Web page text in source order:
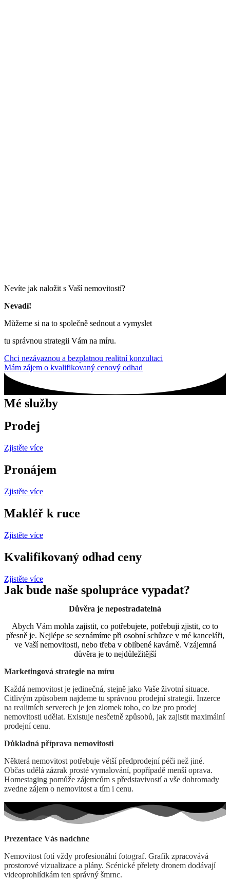
Nevíte jak naložit s Vaší nemovitostí?
Nevadí!
Můžeme si na to společně sednout a vymyslet
tu správnou strategii Vám na míru.
Chci nezávaznou a bezplatnou realitní konzultaci
Mám zájem o kvalifikovaný cenový odhad
Mé služby
Prodej
Zjistěte více
Pronájem
Zjistěte více
Makléř k ruce
Zjistěte více
Kvalifikovaný odhad ceny
Zjistěte více
Jak bude naše spolupráce vypadat?
Důvěra je nepostradatelná
Abych Vám mohla zajistit, co potřebujete, potřebuji zjistit, co to
přesně je. Nejlépe se seznámíme při osobní schůzce v mé kanceláři,
ve Vaší nemovitosti, nebo třeba v oblíbené kavárně. Vzájemná
důvěra je to nejdůležitější
Marketingová strategie na míru
Každá nemovitost je jedinečná, stejně jako Vaše životní situace.
Citlivým způsobem najdeme tu správnou prodejní strategii. Inzerce
na realitních serverech je jen zlomek toho, co lze pro prodej
nemovitosti udělat. Existuje nesčetně způsobů, jak zajistit maximální
prodejní cenu.
Důkladná příprava nemovitosti
Některá nemovitost potřebuje větší předprodejní péči než jiné.
Občas udělá zázrak prosté vymalování, popřípadě menší oprava.
Homestaging pomůže zájemcům s představivostí a vše dohromady
zvedne zájem o nemovitost a tím i cenu.
Prezentace Vás nadchne
Nemovitost fotí vždy profesionální fotograf. Grafik zpracovává
prostorové vizualizace a plány. Scénické přelety dronem dodávají
videoprohlídkám ten správný šmrnc.